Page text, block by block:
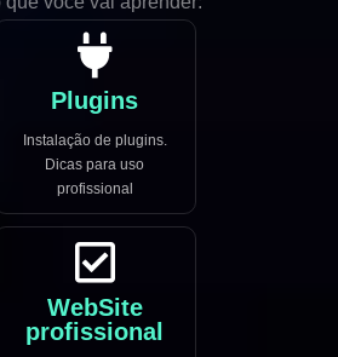
Plugins
Instalação de plugins.
Dicas para uso
profissional
WebSite
profissional